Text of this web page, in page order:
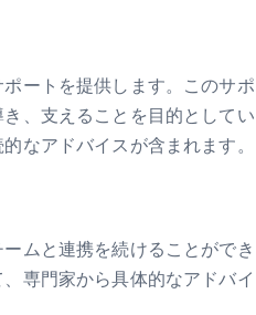
ートを提供します。このサポ
、支えることを目的としてい
なアドバイスが含まれます。
ムと連携を続けることができ
専門家から具体的なアドバイ